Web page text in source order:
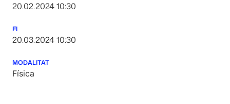
20.02.2024 10:30
FI
20.03.2024 10:30
MODALITAT
Física